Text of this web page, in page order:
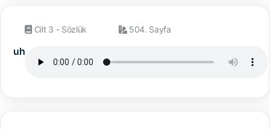
uh
Cilt 3 - Sözlük 504. Sayfa